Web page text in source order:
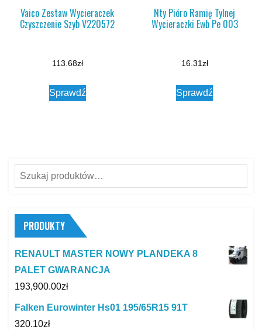
Vaico Zestaw Wycieraczek
Czyszczenie Szyb V220572
113.68zł
Sprawdź
Nty Pióro Ramię Tylnej
Wycieraczki Ewb Pe 003
16.31 zł
Sprawdź
Szukaj:
PRODUKTY
RENAULT MASTER NOWY PLANDEKA 8
PALET GWARANCJA
193,900.00zł
Falken Eurowinter Hs01 195/65R15 91T
320.10zł